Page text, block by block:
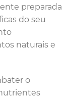
preparada
do seu
naturais e
o